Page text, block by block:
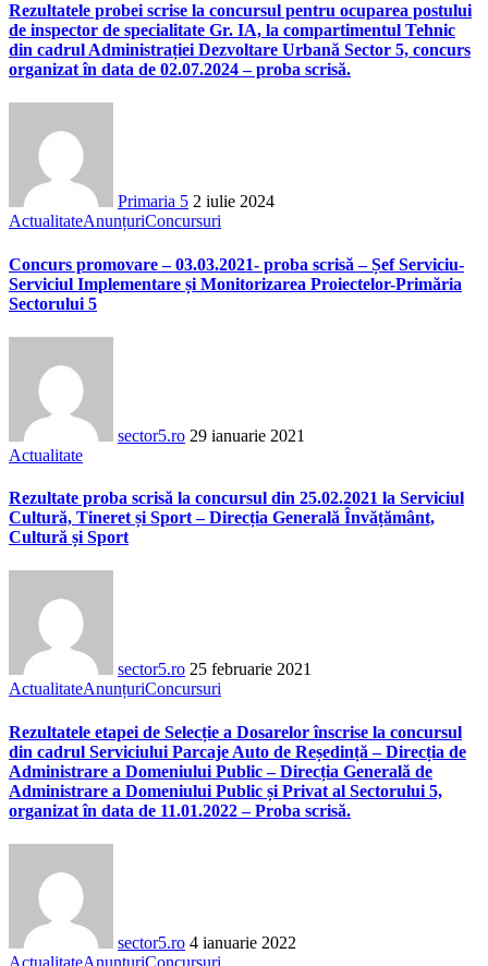
Rezultatele probei scrise la concursul pentru ocuparea postului
de inspector de specialitate Gr. IA, la compartimentul Tehnic
din cadrul Administrației Dezvoltare Urbană Sector 5, concurs
organizat în data de 02.07.2024 – proba scrisă.
Primaria 5 2 iulie 2024
ActualitateAnunțuriConcursuri
Concurs promovare – 03.03.2021- proba scrisă – Șef Serviciu-
Serviciul Implementare și Monitorizarea Proiectelor-Primăria
Sectorului 5
sector5.ro 29 ianuarie 2021
Actualitate
Rezultate proba scrisă la concursul din 25.02.2021 la Serviciul
Cultură, Tineret și Sport – Direcția Generală Învățământ,
Cultură și Sport
sector5.ro 25 februarie 2021
ActualitateAnunțuriConcursuri
Rezultatele etapei de Selecție a Dosarelor înscrise la concursul
din cadrul Serviciului Parcaje Auto de Reședință – Direcția de
Administrare a Domeniului Public – Direcția Generală de
Administrare a Domeniului Public și Privat al Sectorului 5,
organizat în data de 11.01.2022 – Proba scrisă.
sector5.ro 4 ianuarie 2022
ActualitateAnunțuriConcursuri